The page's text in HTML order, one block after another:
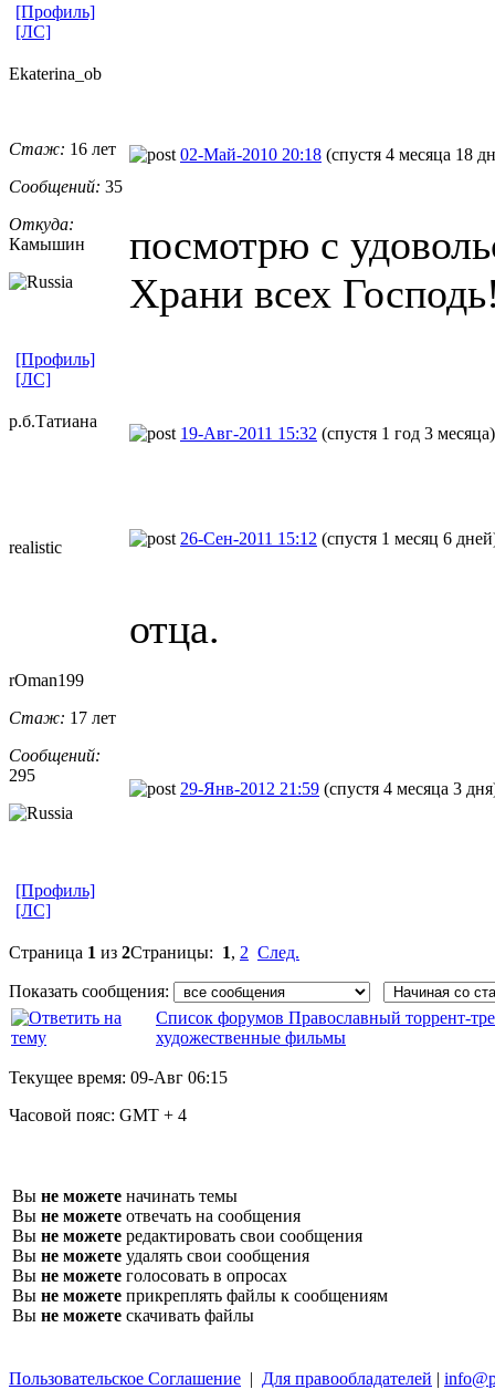
[Профиль]
[ЛС]
Ekaterina_ob
Стаж: 16 лет
Сообщений: 35
Откуда:
Камышин
02-Май-2010 20:18 (спустя 4 месяца 18
посмотрю с
Храни всех
[Профиль]
[ЛС]
р.б.Татиана
19-Авг-2011 15:32 (спустя 1 год 3 месяца)
realistic 26-Сен-2011 15:12 (спустя 1 месяц 6
отца.
rOman199
Стаж: 17 лет
Сообщений:
295
29-Янв-2012 21:59 (спустя 4 месяца 3
[Профиль]
[ЛС]
Страница 1 из 2Страницы: 1, 2 След.
Показать сообщения:
Список форумов Православный торрент-
художественные фильмы
Текущее время: 09-Авг 06:15
Часовой пояс: GMT + 4
Вы не можете начинать темы
Вы не можете отвечать на сообщения
Вы не можете редактировать свои сообщения
Вы не можете удалять свои сообщения
Вы не можете голосовать в опросах
Вы не можете прикреплять файлы к сообщениям
Вы не можете скачивать файлы
Пользовательское Соглашение | Для правообладателей |